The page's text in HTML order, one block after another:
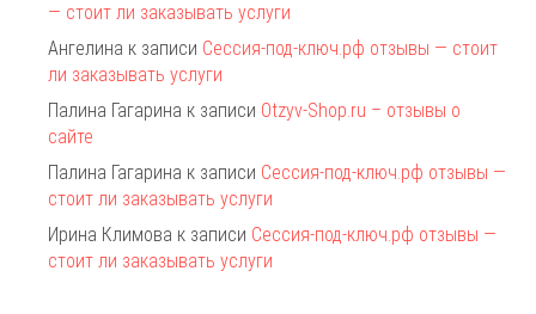
— стоит ли заказывать услуги
Ангелина к записи Сессия-под-ключ.рф отзывы — стоит
ли заказывать услуги
Палина Гагарина к записи Otzyv-Shop.ru – отзывы о
сайте
Палина Гагарина к записи Сессия-под-ключ.рф отзывы —
стоит ли заказывать услуги
Ирина Климова к записи Сессия-под-ключ.рф отзывы —
стоит ли заказывать услуги